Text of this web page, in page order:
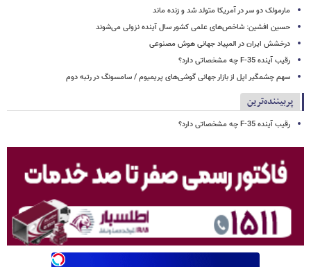
مارمولک دو سر در آمریکا متولد شد و زنده ماند
حسین افشین: شاخص‌های علمی کشور سال آینده نزولی می‌شوند
درخشش ایران در المپیاد جهانی هوش مصنوعی
رقیب آینده F-35 چه مشخصاتی دارد؟
سهم چشمگیر اپل از بازار جهانی گوشی‌های پریمیوم / سامسونگ در رتبه دوم
پربیننده‌ترین
رقیب آینده F-35 چه مشخصاتی دارد؟